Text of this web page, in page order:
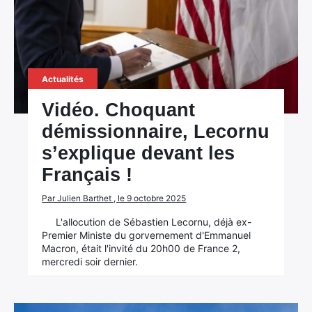
Actualités
Vidéo. Choquant
démissionnaire, Lecornu
s’explique devant les
Français !
Par Julien Barthet , le 9 octobre 2025
L'allocution de Sébastien Lecornu, déjà ex-
Premier Ministe du gorvernement d'Emmanuel
Macron, était l'invité du 20h00 de France 2,
mercredi soir dernier.